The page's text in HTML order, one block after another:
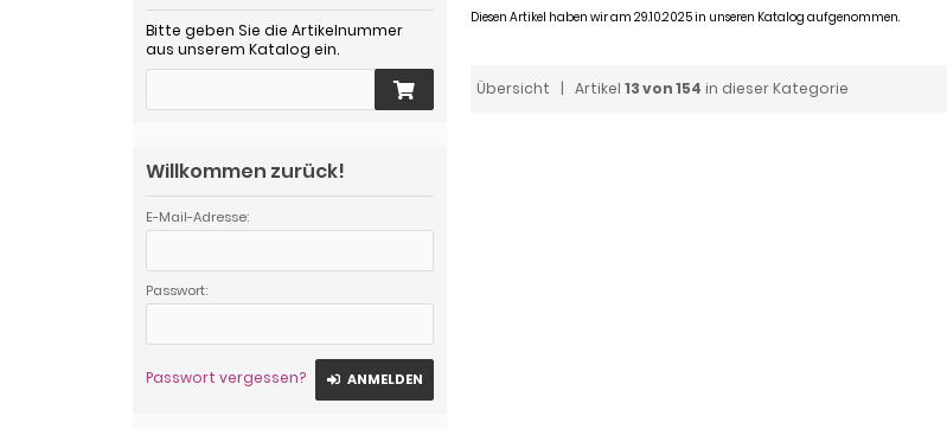
Diesen Artikel haben wir am 29.10.2025 in unseren Katalog aufgenommen.
Übersicht | Artikel 13 von 154 in dieser Kategorie
Bitte geben Sie die Artikelnummer
aus unserem Katalog ein.
Willkommen zurück!
E-Mail-Adresse:
Passwort:
Passwort vergessen? ANMELDEN